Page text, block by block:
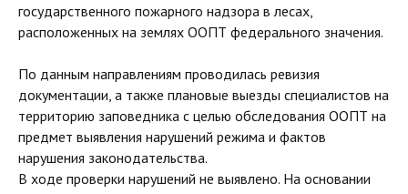
государственного пожарного надзора в лесах,
расположенных на землях ООПТ федерального значения.
По данным направлениям проводилась ревизия
документации, а также плановые выезды специалистов на
территорию заповедника с целью обследования ООПТ на
предмет выявления нарушений режима и фактов
нарушения законодательства.
В ходе проверки нарушений не выявлено. На основании